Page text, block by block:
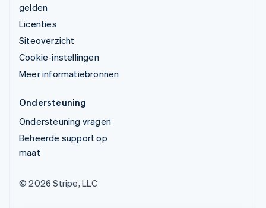
gelden
Licenties
Siteoverzicht
Cookie-instellingen
Meer informatiebronnen
Ondersteuning
Ondersteuning vragen
Beheerde support op
maat
© 2026 Stripe, LLC